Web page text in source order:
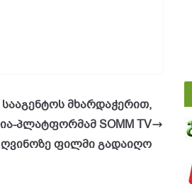
მხარდაჭერით,
პლატფორმამ SOMM TV
ფილმი გადაიღო